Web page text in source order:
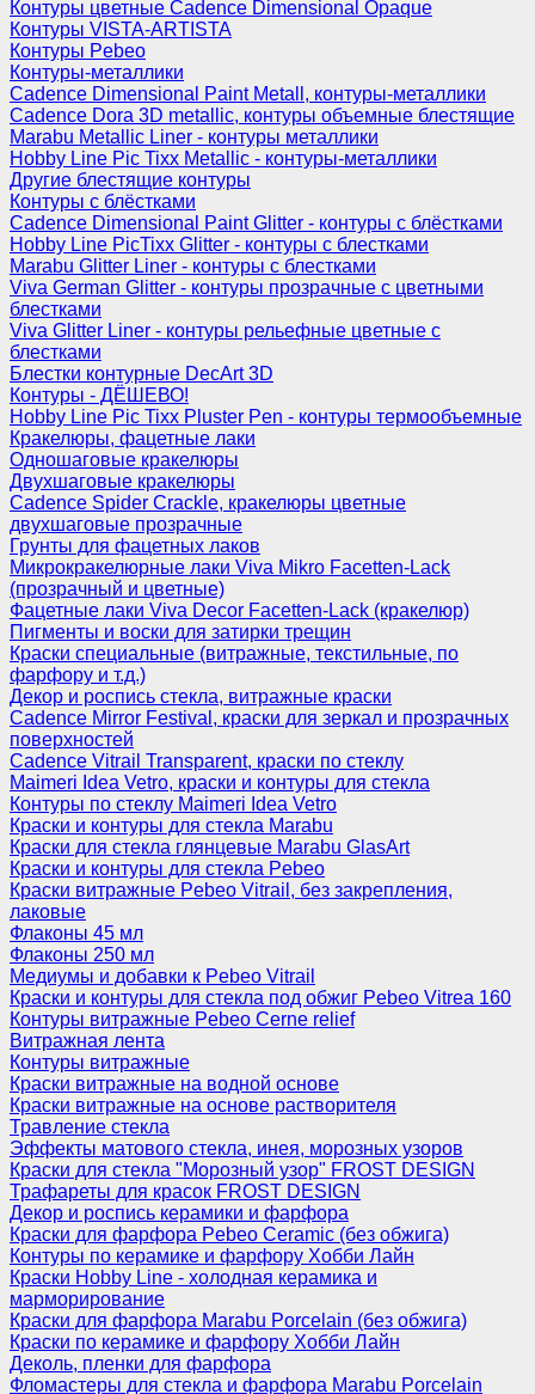
Контуры цветные Cadence Dimensional Opaque
Контуры VISTA-ARTISTA
Контуры Pebeo
Контуры-металлики
Cadence Dimensional Paint Metall, контуры-металлики
Cadence Dora 3D metallic, контуры объемные блестящие
Marabu Metallic Liner - контуры металлики
Hobby Line Pic Tixx Metallic - контуры-металлики
Другие блестящие контуры
Контуры с блёстками
Cadence Dimensional Paint Glitter - контуры с блёстками
Hobby Line PicTixx Glitter - контуры с блестками
Marabu Glitter Liner - контуры с блестками
Viva German Glitter - контуры прозрачные с цветными
блестками
Viva Glitter Liner - контуры рельефные цветные с
блестками
Блестки контурные DecArt 3D
Контуры - ДЁШЕВО!
Hobby Line Pic Tixx Pluster Pen - контуры термообъемные
Кракелюры, фацетные лаки
Одношаговые кракелюры
Двухшаговые кракелюры
Cadence Spider Crackle, кракелюры цветные
двухшаговые прозрачные
Грунты для фацетных лаков
Микрокракелюрные лаки Viva Mikro Facetten-Lack
(прозрачный и цветные)
Фацетные лаки Viva Decor Facetten-Lack (кракелюр)
Пигменты и воски для затирки трещин
Краски специальные (витражные, текстильные, по
фарфору и т.д.)
Декор и роспись стекла, витражные краски
Cadence Mirror Festival, краски для зеркал и прозрачных
поверхностей
Cadence Vitrail Transparent, краски по стеклу
Maimeri Idea Vetro, краски и контуры для стекла
Контуры по стеклу Maimeri Idea Vetro
Краски и контуры для стекла Marabu
Краски для стекла глянцевые Marabu GlasArt
Краски и контуры для стекла Pebeo
Краски витражные Pebeo Vitrail, без закрепления,
лаковые
Флаконы 45 мл
Флаконы 250 мл
Медиумы и добавки к Pebeo Vitrail
Краски и контуры для стекла под обжиг Pebeo Vitrea 160
Контуры витражные Pebeo Cerne relief
Витражная лента
Контуры витражные
Краски витражные на водной основе
Краски витражные на основе растворителя
Травление стекла
Эффекты матового стекла, инея, морозных узоров
Краски для стекла "Морозный узор" FROST DESIGN
Трафареты для красок FROST DESIGN
Декор и роспись керамики и фарфора
Краски для фарфора Pebeo Ceramic (без обжига)
Контуры по керамике и фарфору Хобби Лайн
Краски Hobby Line - холодная керамика и
марморирование
Краски для фарфора Marabu Porcelain (без обжига)
Краски по керамике и фарфору Хобби Лайн
Деколь, пленки для фарфора
Фломастеры для стекла и фарфора Marabu Porcelain